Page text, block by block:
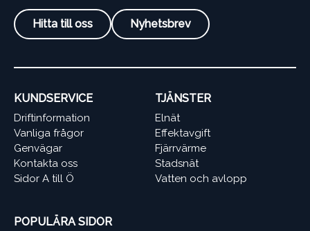
Hitta till oss Nyhetsbrev
KUNDSERVICE
Driftinformation
Vanliga frågor
Genvägar
Kontakta oss
Sidor A till Ö
TJÄNSTER
Elnät
Effektavgift
Fjärrvärme
Stadsnät
Vatten och avlopp
POPULÄRA SIDOR